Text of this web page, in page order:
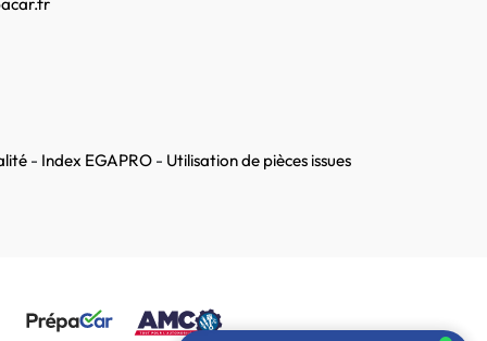
- Index EGAPRO - Utilisation de pièces issues